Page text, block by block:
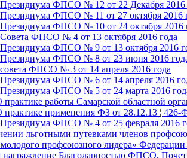
Президиума ФПСО № 12 от 22 Декабря 2016
Президиума ФПСО № 11 от 27 октября 2016
Президиума ФПСО № 10 от 24 октября 2016
Совета ФПСО № 4 от 13 октября 2016 года
Президиума ФПСО № 9 от 13 октября 2016
Президиума ФПСО № 8 от 23 июня 2016
совета ФПСО № 3 от 14 апреля 2016 года
Президиума ФПСО № 6 от 14 апреля 2016
Президиума ФПСО № 5 от 24 марта 2016
практике работы Самарской областной
практике применения ФЗ от 28.12.13 ¦
Президиума ФПСО № 4 от 25 февраля 2016
льготными путевками членов
профсоюзного лидера» Федерации
награждение Благодарностью ФПСО,